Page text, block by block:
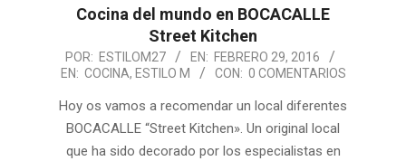
Cocina del mundo en BOCACALLE
Street Kitchen
2016-
02-
29
POR: ESTILOM27 EN: FEBRERO 29, 2016
EN: COCINA, ESTILO M CON: 0 COMENTARIOS
Hoy os vamos a recomendar un local diferentes
BOCACALLE “Street Kitchen». Un original local
que ha sido decorado por los especialistas en